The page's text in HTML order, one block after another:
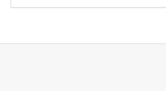
محدوده جیحون تهران 09125376268 تعمیر تضمینی تابلو برق و تابلو فرمان و برد